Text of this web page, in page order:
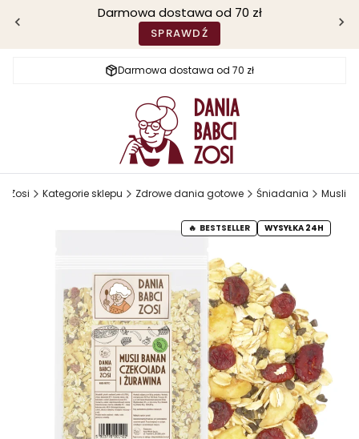
Darmowa dostawa od 70 zł
SPRAWDŹ
Darmowa dostawa od 70 zł
Zosi Kategorie sklepu Zdrowe dania gotowe Śniadania Musli
BESTSELLER WYSYŁKA 24H